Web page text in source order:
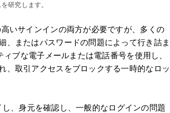
研究します。
いサインインの両方が必要ですが、多くの
、またはパスワードの問題によって行き詰ま
ブな電子メールまたは電話番号を使用し、
、取引アクセスをブロックする一時的なロッ
、身元を確認し、一般的なログインの問題